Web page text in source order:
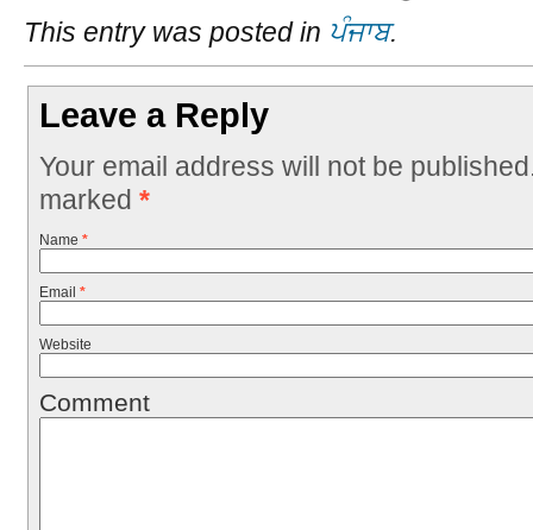
This entry was posted in ਪੰਜਾਬ.
Leave a Reply
Your email address will not be
marked *
Name *
Email *
Website
Comment